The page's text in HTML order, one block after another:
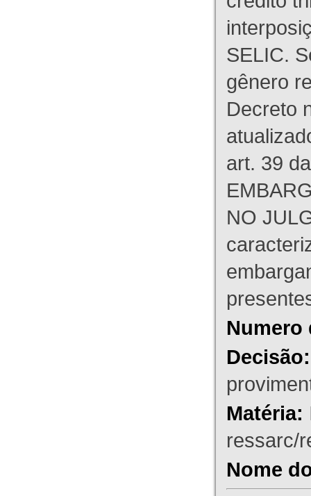
SELIC.
gênero
Decreto
art. 39
NO
Numero
Decisão:
Matéria:
ressarc/
Nome